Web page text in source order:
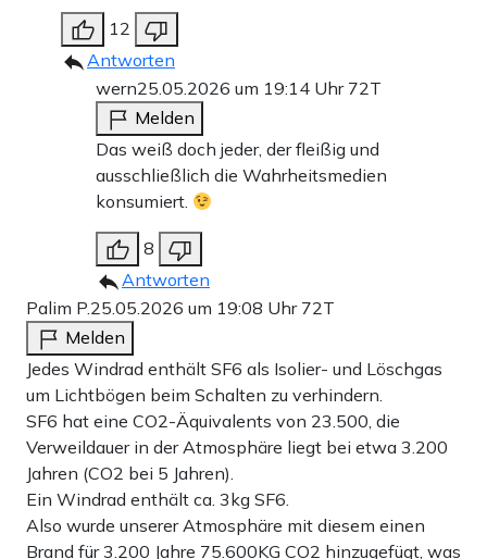
12
Antworten
wern25.05.2026 um 19:14 Uhr 72T
Melden
Das weiß doch jeder, der fleißig und
ausschließlich die Wahrheitsmedien
konsumiert.
8
Antworten
Palim P.25.05.2026 um 19:08 Uhr 72T
Melden
Jedes Windrad enthält SF6 als Isolier- und Löschgas
um Lichtbögen beim Schalten zu verhindern.
SF6 hat eine CO2-Äquivalents von 23.500, die
Verweildauer in der Atmosphäre liegt bei etwa 3.200
Jahren (CO2 bei 5 Jahren).
Ein Windrad enthält ca. 3kg SF6.
Also wurde unserer Atmosphäre mit diesem einen
Brand für 3.200 Jahre 75.600KG CO2 hinzugefügt, was